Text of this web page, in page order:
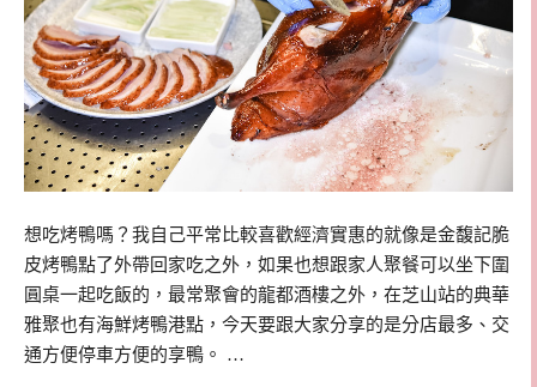
想吃烤鴨嗎？我自己平常比較喜歡經濟實惠的就像是金馥記脆
皮烤鴨點了外帶回家吃之外，如果也想跟家人聚餐可以坐下圍
圓桌一起吃飯的，最常聚會的龍都酒樓之外，在芝山站的典華
雅聚也有海鮮烤鴨港點，今天要跟大家分享的是分店最多、交
通方便停車方便的享鴨。 …